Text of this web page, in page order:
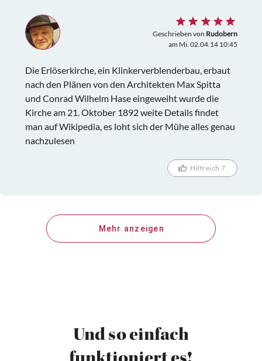
Geschrieben von Rudobern
am Mi. 02.04.14 10:45
Die Erlöserkirche, ein Klinkerverblenderbau, erbaut
nach den Plänen von den Architekten Max Spitta
und Conrad Wilhelm Hase eingeweiht wurde die
Kirche am 21. Oktober 1892 weite Details findet
man auf Wikipedia, es loht sich der Mühe alles genau
nachzulesen
Hilfreich 7
Mehr anzeigen
Und so einfach